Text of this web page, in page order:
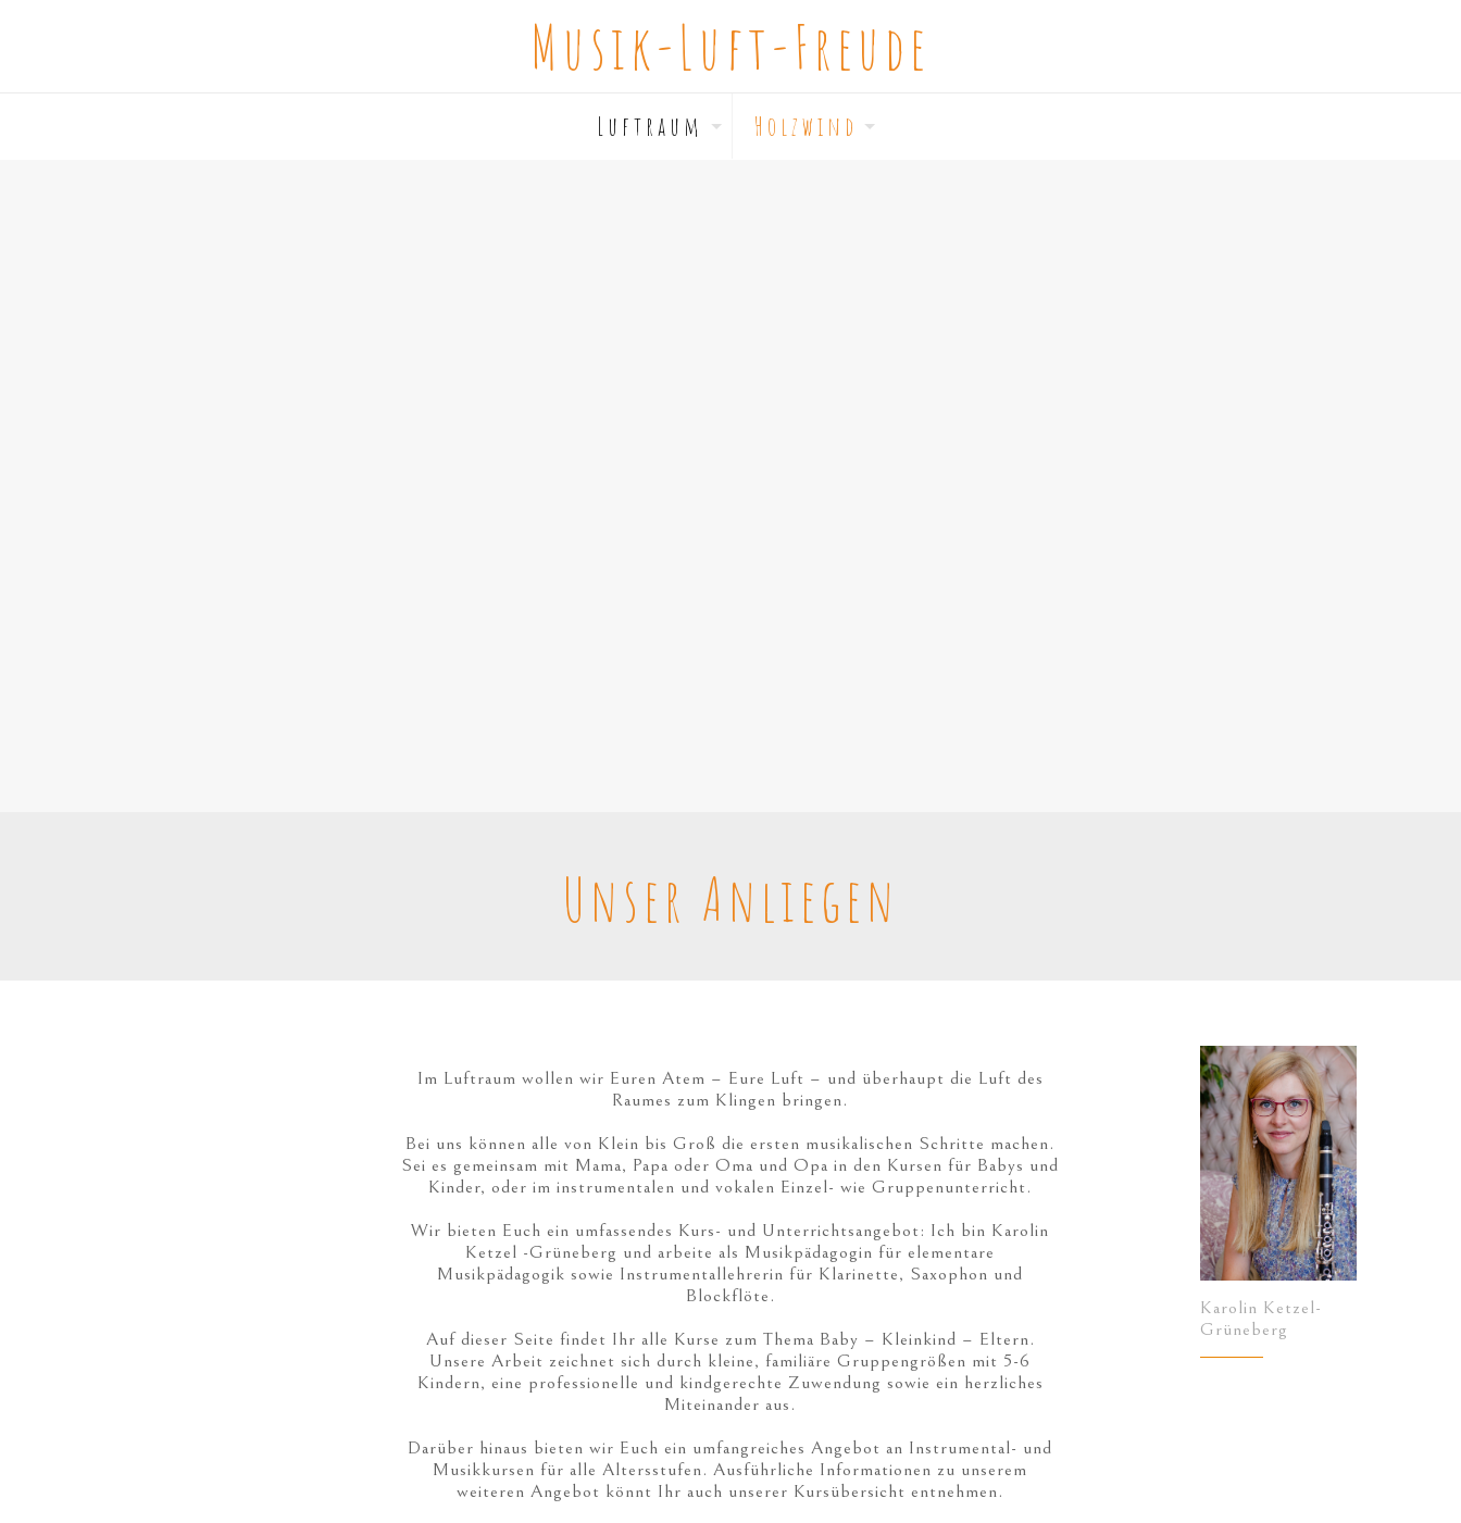
Musik-Luft-Freude
L u f t r a u m H o l z w i n d
Unser Anliegen
Im Luftraum wollen wir Euren Atem – Eure Luft – und überhaupt die Luft des
Raumes zum Klingen bringen.
Bei uns können alle von Klein bis Groß die ersten musikalischen Schritte machen.
Sei es gemeinsam mit Mama, Papa oder Oma und Opa in den Kursen für Babys und
Kinder, oder im instrumentalen und vokalen Einzel- wie Gruppenunterricht.
Wir bieten Euch ein umfassendes Kurs- und Unterrichtsangebot: Ich bin Karolin
Ketzel -Grüneberg und arbeite als Musikpädagogin für elementare
Musikpädagogik sowie Instrumentallehrerin für Klarinette, Saxophon und
Blockflöte.
Auf dieser Seite findet Ihr alle Kurse zum Thema Baby – Kleinkind – Eltern.
Unsere Arbeit zeichnet sich durch kleine, familiäre Gruppengrößen mit 5-6
Kindern, eine professionelle und kindgerechte Zuwendung sowie ein herzliches
Miteinander aus.
Darüber hinaus bieten wir Euch ein umfangreiches Angebot an Instrumental- und
Musikkursen für alle Altersstufen. Ausführliche Informationen zu unserem
weiteren Angebot könnt Ihr auch unserer Kursübersicht entnehmen.
Karolin Ketzel-
Grüneberg